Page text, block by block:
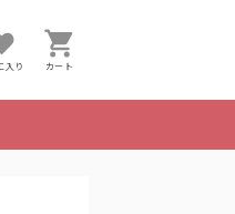
入り カート